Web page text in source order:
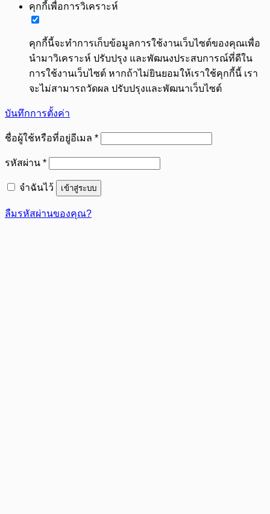
คุกกี้เพื่อการวิเคราะห์
คุกกี้นี้จะทำการเก็บข้อมูลการใช้งานเว็บไซต์ของคุณเพื่อ
นำมาวิเคราะห์ ปรับปรุง และพัฒนงประสบการณ์ที่ดีใน
การใช้งานเว็บไซต์ หากถ้าไม่ยินยอมให้เราใช้คุกกี้นี้ เรา
จะไม่สามารถวัดผล ปรับปรุงและพัฒนาเว็บไซต์
บันทึกการตั้งค่า
ชื่อผู้ใช้หรือที่อยู่อีเมล *ต้องการ
รหัสผ่าน *ต้องการ
จำฉันไว้ เข้าสู่ระบบ
ลืมรหัสผ่านของคุณ?